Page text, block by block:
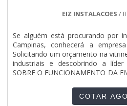
EIZ INSTALACOES /
Se alguém está procurando por
Campinas, conhecerá a
Solicitando um orçamento na
industriais e descobrindo a líder
SOBRE O FUNCIONAMENTO DA
Engenharia encontra-se precisão
parcelado. A EIZ Engenharia
COTAR